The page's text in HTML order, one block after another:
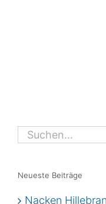
Suche
Neu­es­te Beiträge
Nacken